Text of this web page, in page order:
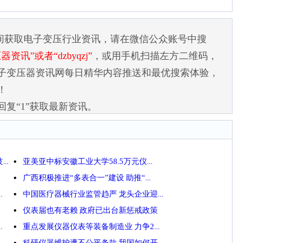
获取电子变压行业资讯，请在微信公众账号中搜
资讯”或者“dzbyqzj” ，或用手机扫描左方二维码，
变压器资讯网每日精华内容推送和最优搜索体验，
复“1”获取最新资讯。
...
亚美亚中标安徽工业大学58.5万元仪...
广西积极推进“多表合一”建设 助推“...
中国医疗器械行业监管趋严 龙头企业迎...
仪表届也有老赖 政府已出台新惩戒政策
重点发展仪器仪表等装备制造业 力争2...